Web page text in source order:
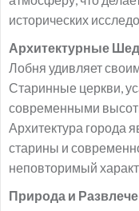
исторических
Архитектурные
Лобня удивляет
Старинные церкви,
современными
Архитектура города
старины и
неповторимый
Природа и